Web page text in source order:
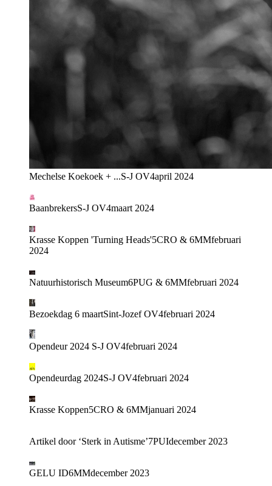
Mechelse Koekoek + ...S-J OV4april 2024
BaanbrekersS-J OV4maart 2024
Krasse Koppen 'Turning Heads'5CRO & 6MMfebruari
2024
Natuurhistorisch Museum6PUG & 6MMfebruari 2024
Bezoekdag 6 maartSint-Jozef OV4februari 2024
Opendeur 2024 S-J OV4februari 2024
Opendeurdag 2024S-J OV4februari 2024
Krasse Koppen5CRO & 6MMjanuari 2024
Artikel door ‘Sterk in Autisme’7PUIdecember 2023
GELU ID6MMdecember 2023